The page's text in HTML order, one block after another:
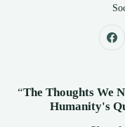
“The Thoughts We
Humanity's